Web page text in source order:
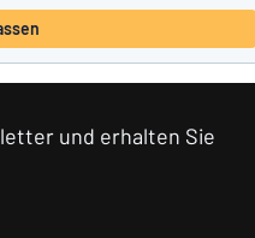
und erhalten Sie